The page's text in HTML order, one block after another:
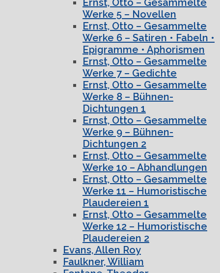
Werke 5 – Novellen
Ernst, Otto – Gesammelte
Werke 6 – Satiren • Fabeln •
Epigramme • Aphorismen
Ernst, Otto – Gesammelte
Werke 7 – Gedichte
Ernst, Otto – Gesammelte
Werke 8 – Bühnen-
Dichtungen 1
Ernst, Otto – Gesammelte
Werke 9 – Bühnen-
Dichtungen 2
Ernst, Otto – Gesammelte
Werke 10 – Abhandlungen
Ernst, Otto – Gesammelte
Werke 11 – Humoristische
Plaudereien 1
Ernst, Otto – Gesammelte
Werke 12 – Humoristische
Plaudereien 2
Evans, Allen Roy
Faulkner, William